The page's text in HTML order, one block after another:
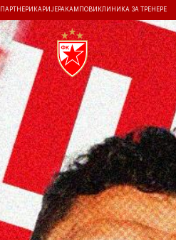
ПАРТНЕРИ КАРИЈЕРА КАМПОВИ КЛИНИКА ЗА ТРЕНЕРЕ